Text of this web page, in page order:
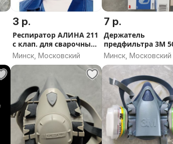
3 р.
Респиратор АЛИНА 211
с клап. для сварочных
работ
Минск, Московский
7 р.
Держатель
предфильтра 3М 501 (2
шт/пара)
Минск, Московский